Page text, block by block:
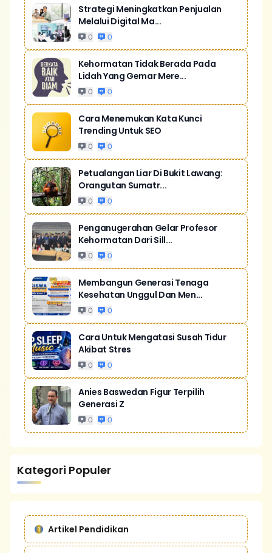
Strategi Meningkatkan Penjualan
Melalui Digital Ma...
0 0
Kehormatan Tidak Berada Pada
Lidah Yang Gemar Mere...
0 0
Cara Menemukan Kata Kunci
Trending Untuk SEO
0 0
Petualangan Liar Di Bukit Lawang:
Orangutan Sumatr...
0 0
Penganugerahan Gelar Profesor
Kehormatan Dari Sill...
0 0
Membangun Generasi Tenaga
Kesehatan Unggul Dan Men...
0 0
Cara Untuk Mengatasi Susah Tidur
Akibat Stres
0 0
Anies Baswedan Figur Terpilih
Generasi Z
0 0
Kategori Populer
Artikel Pendidikan